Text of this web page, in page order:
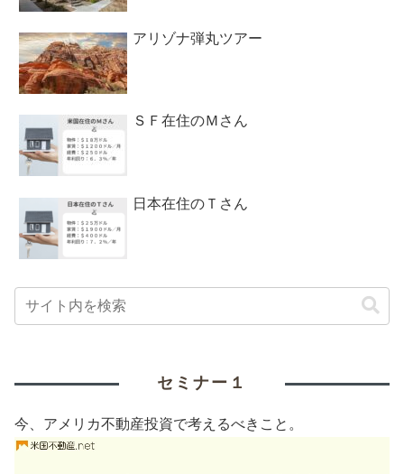
アリゾナ弾丸ツアー
ＳＦ在住のＭさん
日本在住のＴさん
セミナー１
今、アメリカ不動産投資で考えるべきこと。
動